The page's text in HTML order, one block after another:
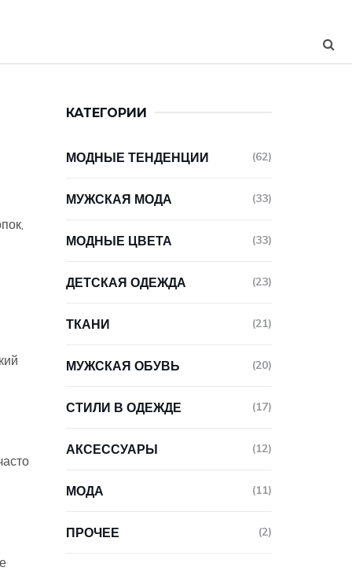
КАТЕГОРИИ
МОДНЫЕ ТЕНДЕНЦИИ (62)
МУЖСКАЯ МОДА (33)
МОДНЫЕ ЦВЕТА (33)
ДЕТСКАЯ ОДЕЖДА (23)
ТКАНИ (21)
МУЖСКАЯ ОБУВЬ (20)
СТИЛИ В ОДЕЖДЕ (17)
АКСЕССУАРЫ (12)
МОДА (11)
ПРОЧЕЕ (2)